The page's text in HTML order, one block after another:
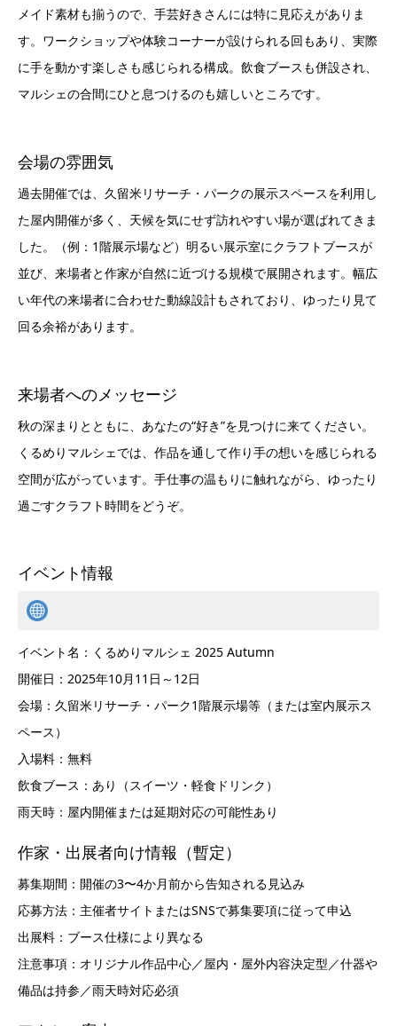
メイド素材も揃うので、手芸好きさんには特に見応えがありま
す。ワークショップや体験コーナーが設けられる回もあり、実際
に手を動かす楽しさも感じられる構成。飲食ブースも併設され、
マルシェの合間にひと息つけるのも嬉しいところです。
会場の雰囲気
過去開催では、久留米リサーチ・パークの展示スペースを利用し
た屋内開催が多く、天候を気にせず訪れやすい場が選ばれてきま
した。（例：1階展示場など）明るい展示室にクラフトブースが
並び、来場者と作家が自然に近づける規模で展開されます。幅広
い年代の来場者に合わせた動線設計もされており、ゆったり見て
回る余裕があります。
来場者へのメッセージ
秋の深まりとともに、あなたの“好き”を見つけに来てください。
くるめりマルシェでは、作品を通して作り手の想いを感じられる
空間が広がっています。手仕事の温もりに触れながら、ゆったり
過ごすクラフト時間をどうぞ。
イベント情報
イベント名：くるめりマルシェ 2025 Autumn
開催日：2025年10月11日～12日
会場：久留米リサーチ・パーク1階展示場等（または室内展示ス
ペース）
入場料：無料
飲食ブース：あり（スイーツ・軽食ドリンク）
雨天時：屋内開催または延期対応の可能性あり
作家・出展者向け情報（暫定）
募集期間：開催の3〜4か月前から告知される見込み
応募方法：主催者サイトまたはSNSで募集要項に従って申込
出展料：ブース仕様により異なる
注意事項：オリジナル作品中心／屋内・屋外内容決定型／什器や
備品は持参／雨天時対応必須